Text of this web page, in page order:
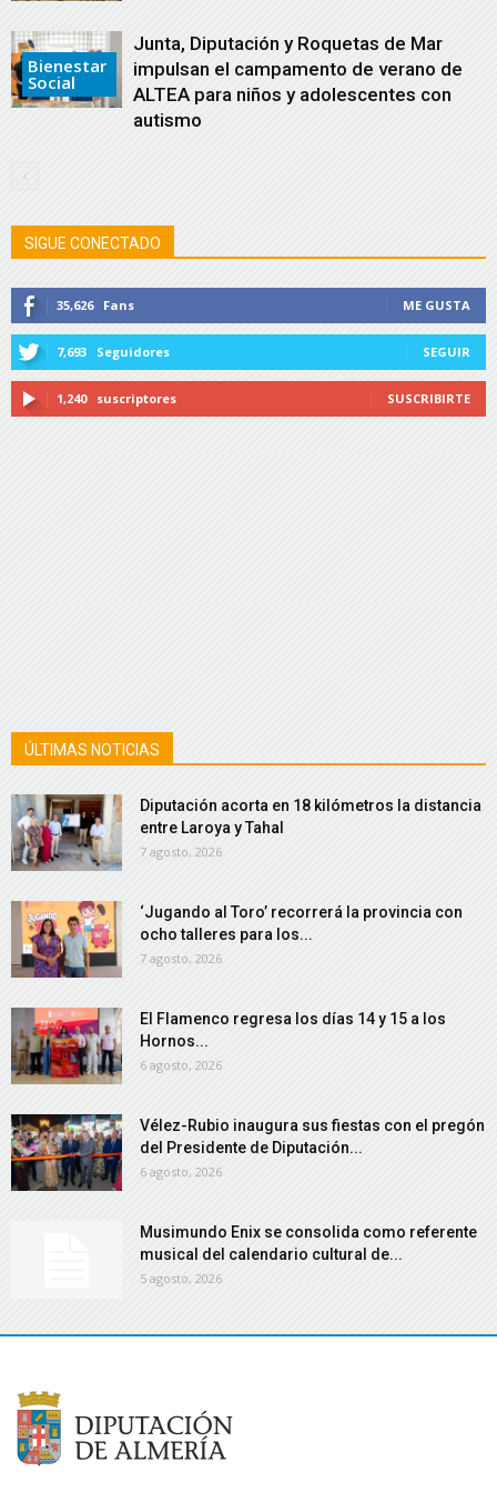
Bienestar
Social
Junta, Diputación y Roquetas de Mar
impulsan el campamento de verano de
ALTEA para niños y adolescentes con
autismo
SIGUE CONECTADO
35,626 Fans ME GUSTA
7,693 Seguidores SEGUIR
1,240 suscriptores SUSCRIBIRTE
ÚLTIMAS NOTICIAS
Diputación acorta en 18 kilómetros la distancia
entre Laroya y Tahal
7 agosto, 2026
‘Jugando al Toro’ recorrerá la provincia con
ocho talleres para los...
7 agosto, 2026
El Flamenco regresa los días 14 y 15 a los
Hornos...
6 agosto, 2026
Vélez-Rubio inaugura sus fiestas con el pregón
del Presidente de Diputación...
6 agosto, 2026
Musimundo Enix se consolida como referente
musical del calendario cultural de...
5 agosto, 2026